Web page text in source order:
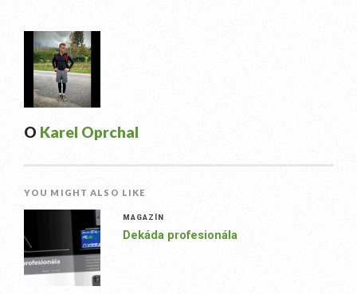
O Karel Oprchal
YOU MIGHT ALSO LIKE
MAGAZÍN
Dekáda profesionála